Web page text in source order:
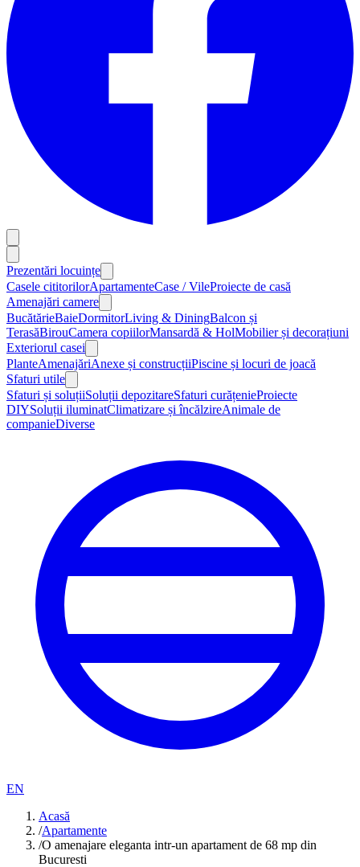
Prezentări locuințe
Casele cititorilorApartamenteCase / VileProiecte de casă
Amenajări camere
BucătărieBaieDormitorLiving & DiningBalcon și
TerasăBirouCamera copiilorMansardă & HolMobilier și decorațiuni
Exteriorul casei
PlanteAmenajăriAnexe și construcțiiPiscine și locuri de joacă
Sfaturi utile
Sfaturi și soluțiiSoluții depozitareSfaturi curățenieProiecte
DIYSoluții iluminatClimatizare și încălzireAnimale de
companieDiverse
EN
Acasă
/Apartamente
/O amenajare eleganta intr-un apartament de 68 mp din
Bucuresti